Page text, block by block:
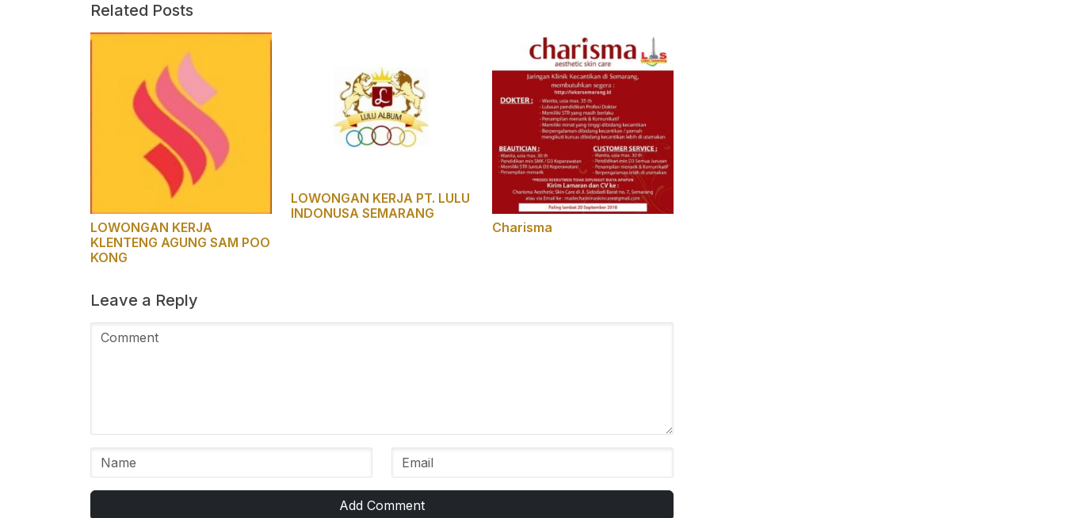
Related Posts
LOWONGAN KERJA
KLENTENG AGUNG SAM POO
KONG
LOWONGAN KERJA PT. LULU
INDONUSA SEMARANG
Charisma
Leave a Reply
Add Comment